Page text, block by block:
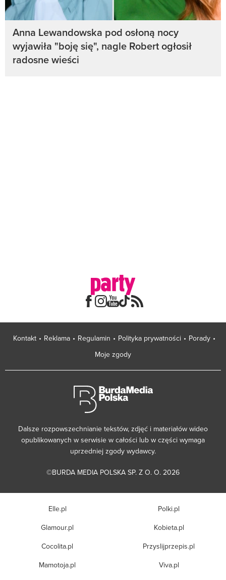
Anna Lewandowska pod osłoną nocy
wyjawiła "boję się", nagle Robert ogłosił
radosne wieści
Kontakt Reklama Regulamin Polityka prywatności
Porady
Moje zgody
Dalsze rozpowszechnianie tekstów, zdjęć i materiałów wideo
opublikowanych w serwisie w całości lub w części wymaga
uprzedniej zgody wydawcy.
©BURDA MEDIA POLSKA SP. Z O. O. 2026
Elle.pl
Glamour.pl
Cocolita.pl
Mamotoja.pl
Polki.pl
Kobieta.pl
Przyslijprzepis.pl
Viva.pl